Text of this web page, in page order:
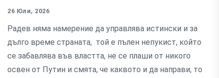
26 Юли, 2026
Радев няма намерение да управлява истински и за
дълго време страната, той е пълен непукист, който
се забавлява във властта, не се плаши от никого
освен от Путин и смята, че каквото и да направи, то